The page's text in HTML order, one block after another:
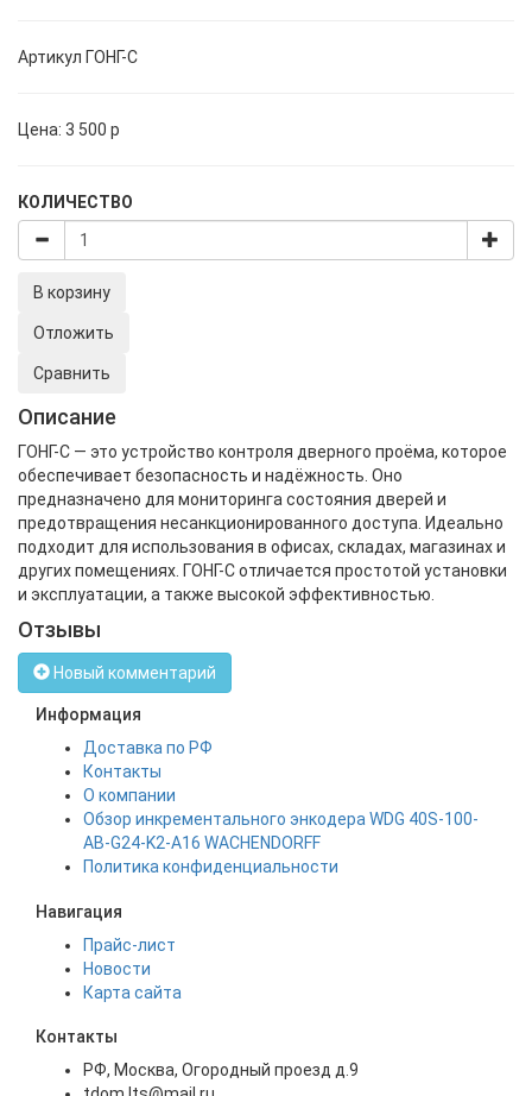
Артикул ГОНГ-C
Цена: 3 500 p
КОЛИЧЕСТВО
В корзину
Отложить
Сравнить
Описание
ГОНГ-C — это устройство контроля дверного проёма, которое
обеспечивает безопасность и надёжность. Оно
предназначено для мониторинга состояния дверей и
предотвращения несанкционированного доступа. Идеально
подходит для использования в офисах, складах, магазинах и
других помещениях. ГОНГ-C отличается простотой установки
и эксплуатации, а также высокой эффективностью.
Отзывы
Новый комментарий
Информация
Доставка по РФ
Контакты
О компании
Обзор инкрементального энкодера WDG 40S-100-
AB-G24-K2-A16 WACHENDORFF
Политика конфиденциальности
Навигация
Прайс-лист
Новости
Карта сайта
Контакты
РФ, Москва, Огородный проезд д.9